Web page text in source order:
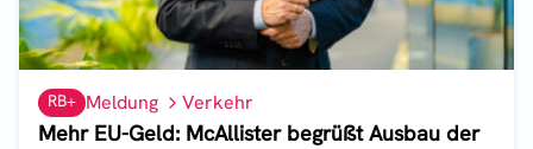
RB+ Meldung Verkehr
Mehr EU-Geld: McAllister begrüßt Ausbau der